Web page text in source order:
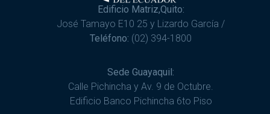
Edificio Matriz,Quito:
José Tamayo E10 25 y Lizardo García /
Teléfono: (02) 394-1800
Sede Guayaquil:
Calle Pichincha y Av. 9 de Octubre.
Edificio Banco Pichincha 6to Piso